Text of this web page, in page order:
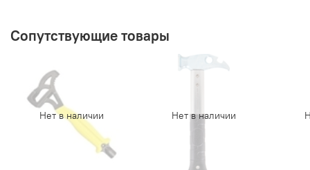
Сопутствующие товары
Нет в наличии Нет в наличии